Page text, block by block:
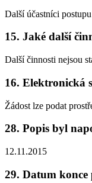
Další účastníci
15. Jaké další
Další činnosti nejsou
16. Elektronická
Žádost lze podat
28. Popis byl
12.11.2015
29. Datum